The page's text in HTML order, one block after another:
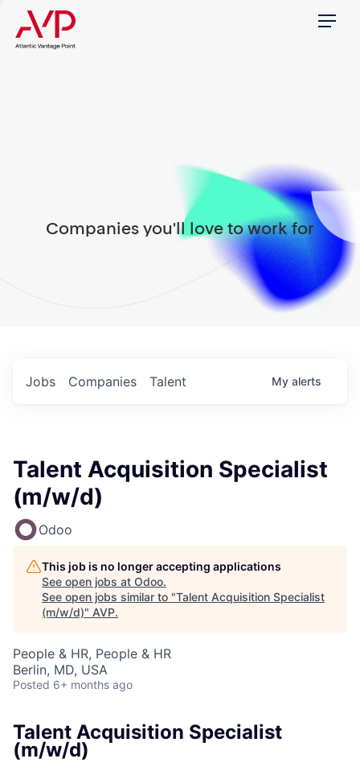
Menu
Companies you'll love to work for
Jobs Companies Talent My alerts
Talent Acquisition Specialist
(m/w/d)
Odoo
This job is no longer accepting applications
See open jobs at Odoo.
See open jobs similar to "Talent Acquisition Specialist
(m/w/d)" AVP.
People & HR, People & HR
Berlin, MD, USA
Posted 6+ months ago
Talent Acquisition Specialist
(m/w/d)